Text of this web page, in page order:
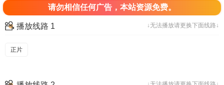
请勿相信任何广告，本站资源免费。
↓无法播放请更换下面线路↓
播放线路 1
正片